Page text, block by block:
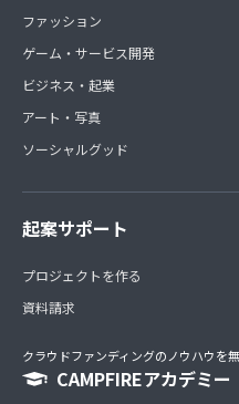
ファッション
ゲーム・サービス開発
ビジネス・起業
アート・写真
ソーシャルグッド
起案サポート
プロジェクトを作る
資料請求
クラウドファンディングのノウハウを
CAMPFIREアカデミー